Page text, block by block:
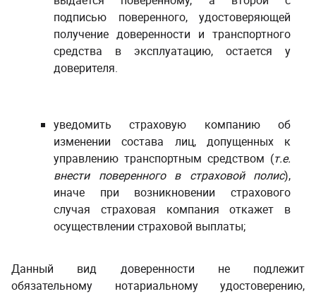
подписью поверенного, удостоверяющей
получение доверенности и транспортного
средства в эксплуатацию, остается у
доверителя.
уведомить страховую компанию об
изменении состава лиц, допущенных к
управлению транспортным средством (т.е.
внести поверенного в страховой полис),
иначе при возникновении страхового
случая страховая компания откажет в
осуществлении страховой выплаты;
Данный вид доверенности не подлежит
обязательному нотариальному удостоверению,